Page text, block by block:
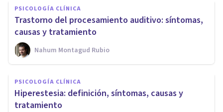
PSICOLOGÍA CLÍNICA
Trastorno del procesamiento auditivo: síntomas,
causas y tratamiento
Nahum Montagud Rubio
PSICOLOGÍA CLÍNICA
Hiperestesia: definición, síntomas, causas y
tratamiento